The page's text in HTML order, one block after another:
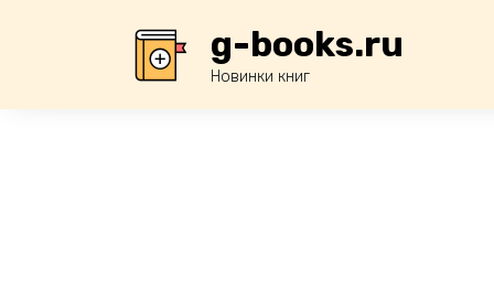
g-books.ru
Новинки книг